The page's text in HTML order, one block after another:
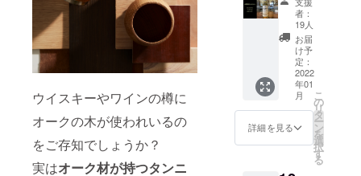
ウイスキーやワインの樽に
オークの木が使われいるの
をご存知でしょうか？
実はオーク材が持つタンニ
ている
都合
上、一
部の支
援者様
への発
送が遅
れる場
合がご
ざいま
価格は
消費
税、送
料込み
となり
ます。
※支援者
様の数
が予想
より大
Tumble
r 1個
AMAH
AGAN
Edition
No.1
■Oak
Honey
Whiske
y
Tumble
r タンブ
者：
19人
お届
け予
定：
2022
年01
月
詳細を見る
こ
の
リ
タ
ー
ン
を
選
択
す
る